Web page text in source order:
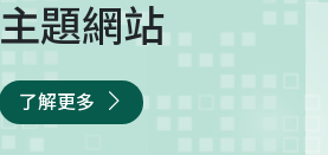
主題網站
了解更多